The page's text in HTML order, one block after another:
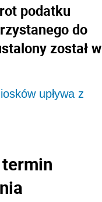
podatku
do
został w
upływa z